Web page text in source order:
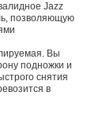
Jazz
позволяющую
Вы
подножки и
снятия
в